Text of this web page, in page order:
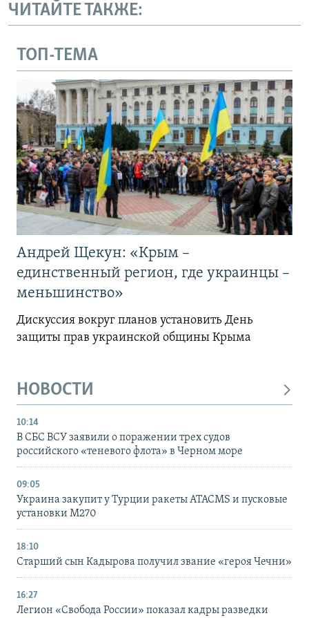
ЧИТАЙТЕ ТАКЖЕ:
ТОП-ТЕМА
Андрей Щекун: «Крым –
единственный регион, где украинцы –
меньшинство»
Дискуссия вокруг планов установить День
защиты прав украинской общины Крыма
НОВОСТИ
10:14
В СБС ВСУ заявили о поражении трех судов
российского «теневого флота» в Черном море
09:05
Украина закупит у Турции ракеты ATACMS и пусковые
установки M270
18:10
Старший сын Кадырова получил звание «героя Чечни»
16:27
Легион «Свобода России» показал кадры разведки